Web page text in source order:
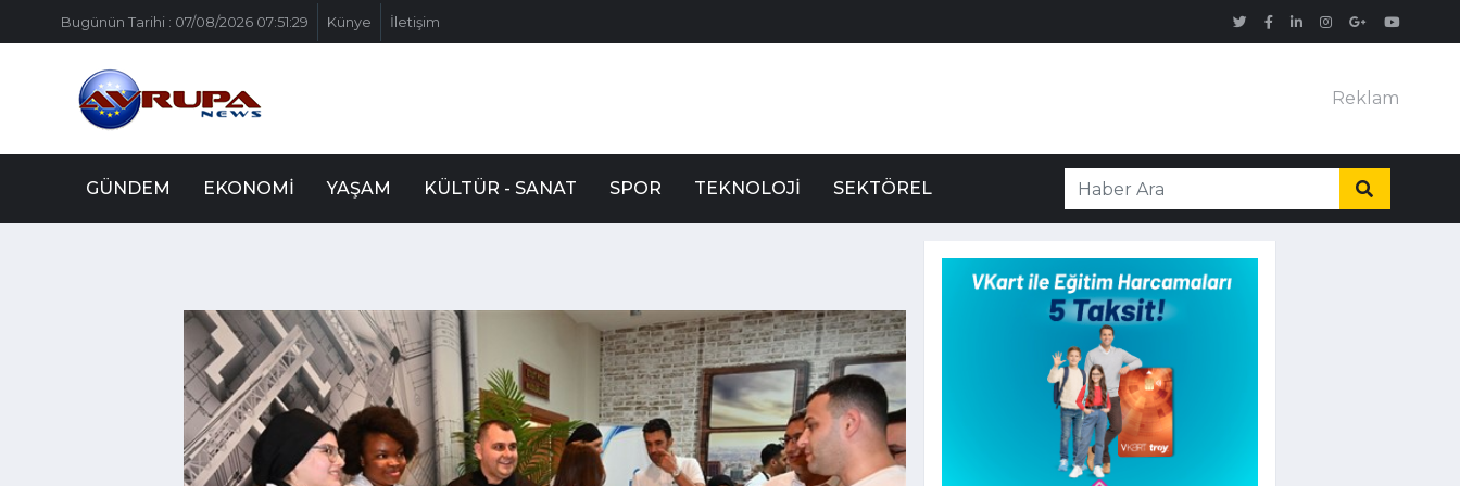
Bugünün Tarihi : 07/08/2026 07:51:29 Künye İletişim
Reklam
GÜNDEM EKONOMI YAŞAM KÜLTÜR - SANAT SPOR TEKNOLOJI SEKTÖREL